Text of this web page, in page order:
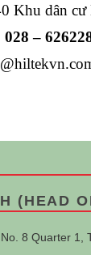
Khu dân
028 –
(HEAD
8 Quarter 1,